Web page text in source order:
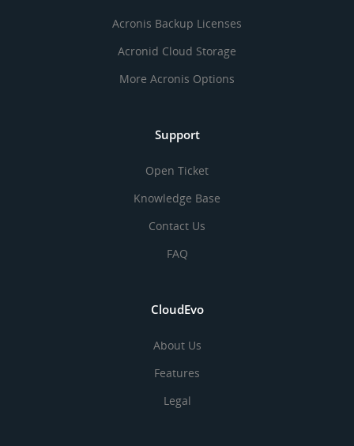
Acronis Backup Licenses
Acronid Cloud Storage
More Acronis Options
Support
Open Ticket
Knowledge Base
Contact Us
FAQ
CloudEvo
About Us
Features
Legal